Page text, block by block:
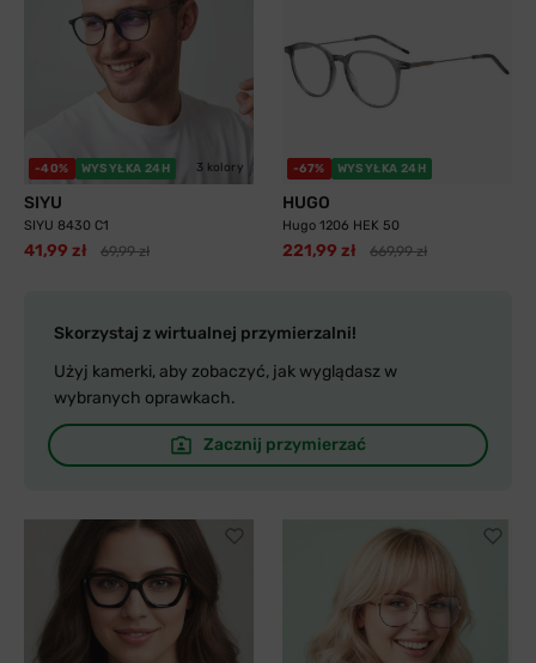
-40% WYSYŁKA 24H 3 kolory
SIYU
SIYU 8430 C1
41,99 zł 69,99 zł
Skorzystaj z wirtualnej przymierzalni!
Użyj kamerki, aby zobaczyć, jak wyglądasz w
wybranych oprawkach.
Zacznij przymierzać
-67% WYSYŁKA 24H
HUGO
Hugo 1206 HEK 50
221,99 zł 669,99 zł